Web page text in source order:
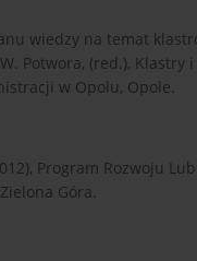
wiedzy na temat
Potwora, (red.),
w Opolu, Opole.
Program Rozwoju
Góra.